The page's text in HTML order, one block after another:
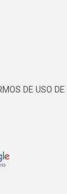
DE USO DE